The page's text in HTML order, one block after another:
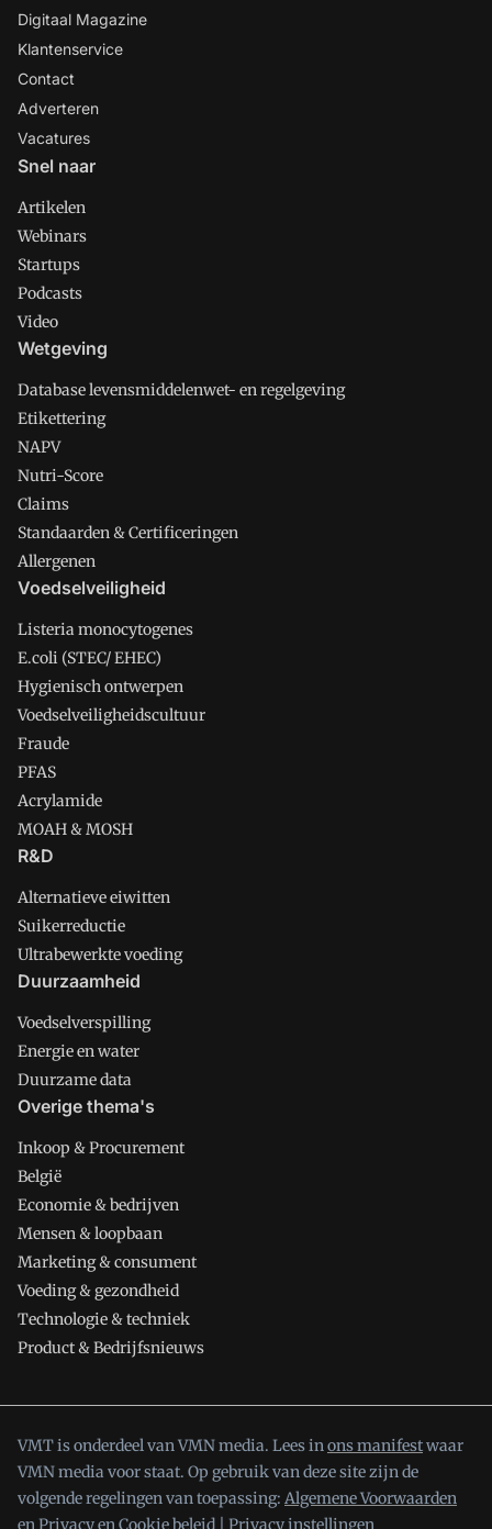
Digitaal Magazine
Klantenservice
Contact
Adverteren
Vacatures
Snel naar
Artikelen
Webinars
Startups
Podcasts
Video
Wetgeving
Database levensmiddelenwet- en regelgeving
Etikettering
NAPV
Nutri-Score
Claims
Standaarden & Certificeringen
Allergenen
Voedselveiligheid
Listeria monocytogenes
E.coli (STEC/ EHEC)
Hygienisch ontwerpen
Voedselveiligheidscultuur
Fraude
PFAS
Acrylamide
MOAH & MOSH
R&D
Alternatieve eiwitten
Suikerreductie
Ultrabewerkte voeding
Duurzaamheid
Voedselverspilling
Energie en water
Duurzame data
Overige thema's
Inkoop & Procurement
België
Economie & bedrijven
Mensen & loopbaan
Marketing & consument
Voeding & gezondheid
Technologie & techniek
Product & Bedrijfsnieuws
VMT is onderdeel van VMN media. Lees inons manifestwaar
VMN media voor staat. Op gebruik van deze site zijn de
volgende regelingen van toepassing: Algemene Voorwaarden
en Privacy en Cookie beleid Privacy instellingen